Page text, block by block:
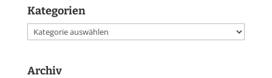
Kategorien
Kategorien
Archiv